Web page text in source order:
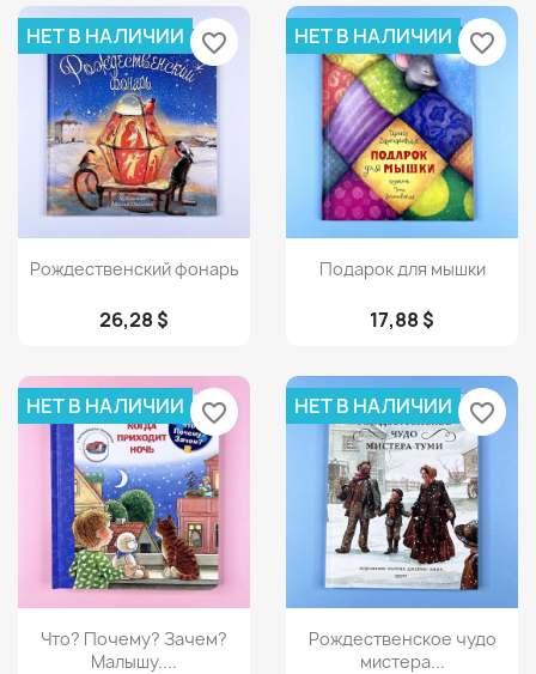
Просмотр
Рождественский фонарь
26,28 $
НЕТ В НАЛИЧИИ favorite_border
Просмотр
Подарок для мышки
17,88 $
НЕТ В НАЛИЧИИ favorite_border
Просмотр
Что? Почему? Зачем?
Малышу....
НЕТ В НАЛИЧИИ favorite_border
Просмотр
Рождественское чудо
мистера...
НЕТ В НАЛИЧИИ favorite_border